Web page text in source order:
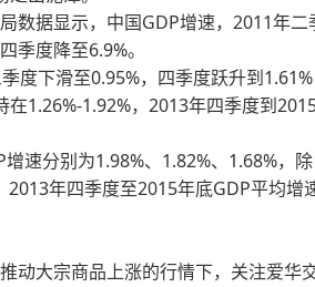
据显示，中国GDP增速，2011年二
季度降至6.9%。
下滑至0.95%，四季度跃升到1.61%
1.26%-1.92%，2013年四季度到
速分别为1.98%、1.82%、1.68%，除
年四季度至2015年底GDP平均增
动大宗商品上涨的行情下，关注爱华